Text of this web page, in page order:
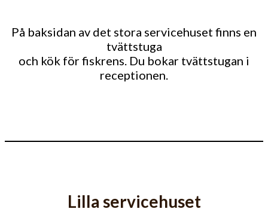
På baksidan av det stora servicehuset finns en
tvättstuga
och kök för fiskrens. Du bokar tvättstugan i
receptionen.
Lilla servicehuset